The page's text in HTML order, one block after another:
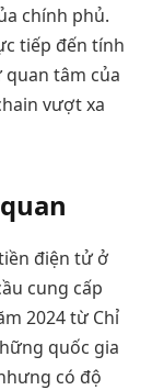
chính phủ.
tiếp đến tính
tâm của
vượt xa
điện tử ở
cung cấp
2024 từ Chỉ
quốc gia
có độ